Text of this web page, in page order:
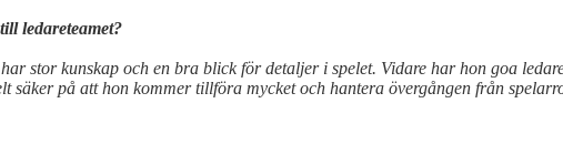
ledareteamet?
stor kunskap och en bra blick för detaljer i spelet. Vidare har hon goa
säker på att hon kommer tillföra mycket och hantera övergången från